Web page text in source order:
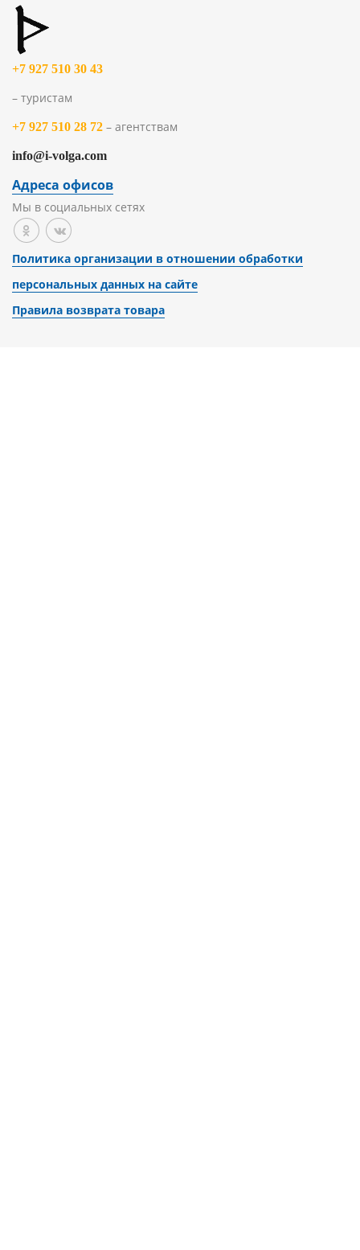
+7 927 510 30 43
– туристам
+7 927 510 28 72 – агентствам
info@i-volga.com
Адреса офисов
Мы в социальных сетях
Политика организации в отношении обработки
персональных данных на сайте
Правила возврата товара